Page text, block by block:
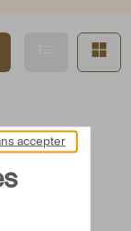
Afficher
accepter